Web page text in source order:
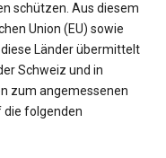
schützen. Aus diesem
Union (EU) sowie
Länder übermittelt
Schweiz und in
zum angemessenen
die folgenden